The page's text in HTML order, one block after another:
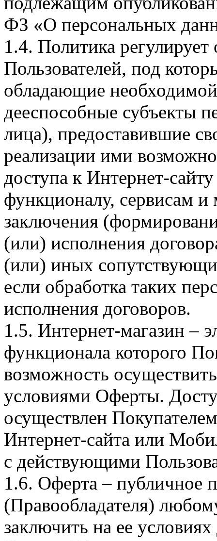
ФЗ «О персональных
1.4. Политика
Пользователей, под
обладающие
дееспособные субъекты
лица), предоставившие
реализации ими
доступа к Интернет-
функционалу, сервисам и
заключения
(или) исполнения
(или) иных
если обработка таких
исполнения договоров.
1.5. Интернет-магазин –
функционала которого
возможность
условиями Оферты.
осуществлен
Интернет-сайта или
с действующими
1.6. Оферта – публичное
(Правообладателя)
заключить на ее